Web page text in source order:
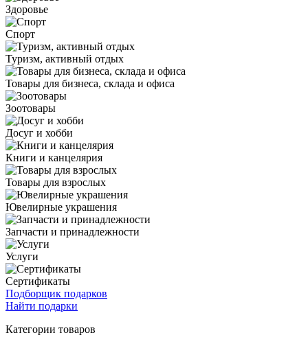
Здоровье
Спорт
Туризм, активный отдых
Товары для бизнеса, склада и офиса
Зоотовары
Досуг и хобби
Книги и канцелярия
Товары для взрослых
Ювелирные украшения
Запчасти и принадлежности
Услуги
Сертификаты
Подборщик подарков
Найти подарки
Категории товаров